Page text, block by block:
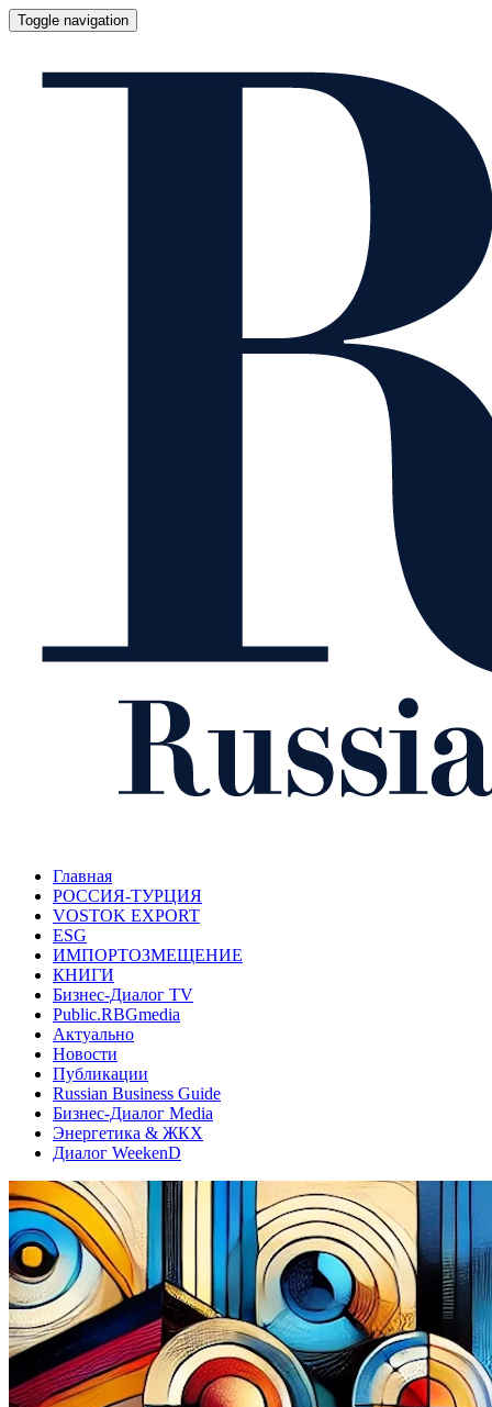
Toggle navigation
Главная
РОССИЯ-ТУРЦИЯ
VOSTOK EXPORT
ESG
ИМПОРТОЗМЕЩЕНИЕ
КНИГИ
Бизнес-Диалог TV
Public.RBGmedia
Актуально
Новости
Публикации
Russian Business Guide
Бизнес-Диалог Media
Энергетика & ЖКХ
Диалог WeekenD